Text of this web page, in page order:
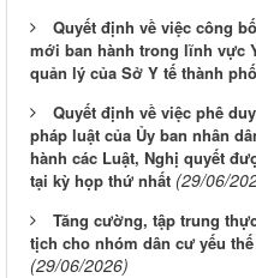
Quyết định về việc công
mới ban hành trong lĩnh vực
quản lý của Sở Y tế thành
Quyết định về việc phê
pháp luật của Ủy ban nhân
hành các Luật, Nghị quyết
tại kỳ họp thứ nhất (29/06/
Tăng cường, tập trung
tịch cho nhóm dân cư yếu
(29/06/2026)